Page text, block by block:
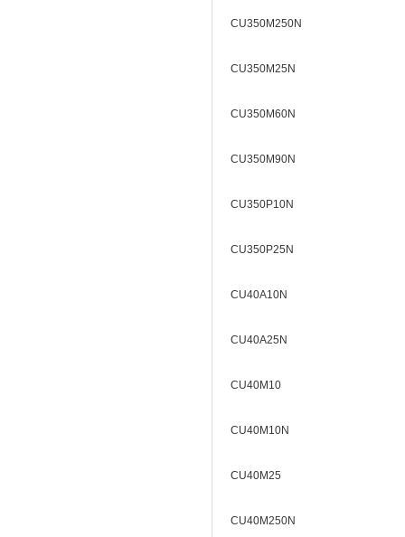
CU350M250N
CU350M25N
CU350M60N
CU350M90N
CU350P10N
CU350P25N
CU40A10N
CU40A25N
CU40M10
CU40M10N
CU40M25
CU40M250N